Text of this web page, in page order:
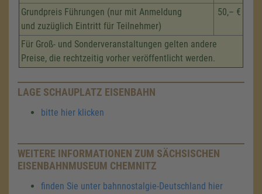
Grundpreis Führungen (nur mit Anmeldung
und zuzüglich Eintritt für Teilnehmer)
50,– €
Für Groß- und Sonderveranstaltungen gelten andere
Preise, die rechtzeitig vorher veröffentlicht werden.
LAGE SCHAUPLATZ EISENBAHN
bitte hier klicken
WEITERE INFORMATIONEN ZUM SÄCHSISCHEN
EISENBAHNMUSEUM CHEMNITZ
finden Sie unter bahnnostalgie-Deutschland hier